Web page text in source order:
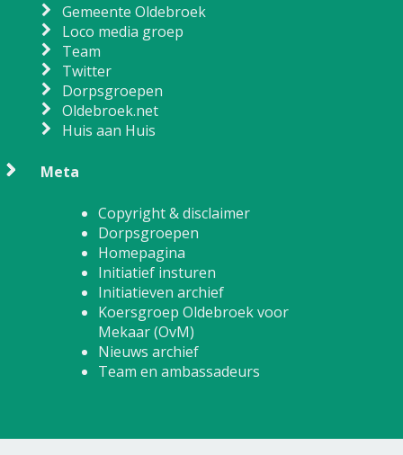
Gemeente Oldebroek
Loco media groep
Team
Twitter
Dorpsgroepen
Oldebroek.net
Huis aan Huis
Meta
Copyright & disclaimer
Dorpsgroepen
Homepagina
Initiatief insturen
Initiatieven archief
Koersgroep Oldebroek voor
Mekaar (OvM)
Nieuws archief
Team en ambassadeurs